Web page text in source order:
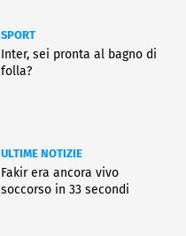
SPORT
Inter, sei pronta al bagno di
folla?
ULTIME NOTIZIE
Fakir era ancora vivo
soccorso in 33 secondi